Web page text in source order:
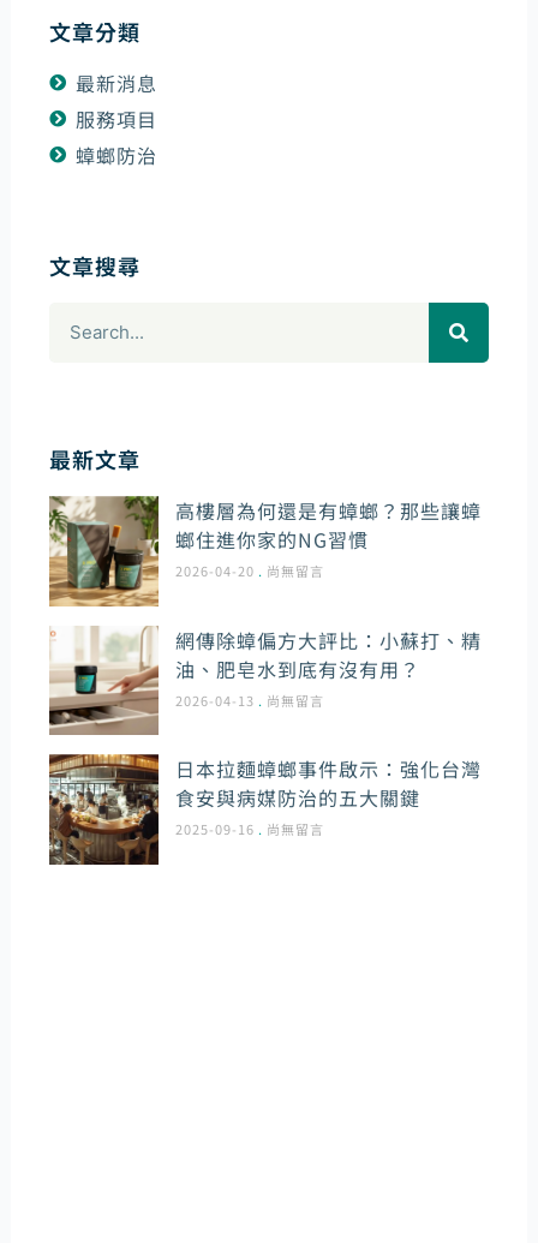
文章分類
最新消息
服務項目
蟑螂防治
文章搜尋
最新文章
高樓層為何還是有蟑螂？那些讓蟑
螂住進你家的NG習慣
2026-04-20 尚無留言
網傳除蟑偏方大評比：小蘇打、精
油、肥皂水到底有沒有用？
2026-04-13 尚無留言
日本拉麵蟑螂事件啟示：強化台灣
食安與病媒防治的五大關鍵
2025-09-16 尚無留言